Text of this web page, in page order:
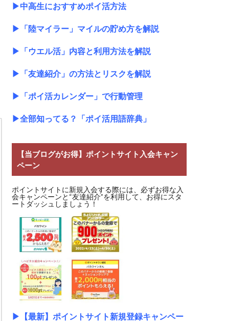
▶中高生におすすめポイ活方法
▶ 「陸マイラー」マイルの貯め方を解説
▶ 「ウエル活」内容と利用方法を解説
▶ 「友達紹介」の方法とリスクを解説
▶ 「ポイ活カレンダー」で行動管理
▶全部知ってる？「ポイ活用語辞典」
【当ブログがお得】ポイントサイト入会キャン
ペーン
ポイントサイトに新規入会する際には、必ずお得な入
会キャンペーンと“友達紹介”を利用して、お得にスタ
ートダッシュしましょう！
▶
【最新】ポイントサイト新規登録キャンペー